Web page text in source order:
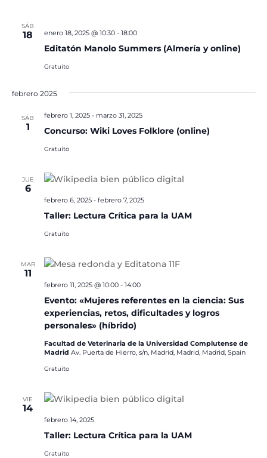
SÁB
18
Editatón Manolo Summers (Almería y online)
enero 18, 2025 @ 10:30- 18:00
Gratuito
febrero 2025
SÁB
1 Concurso: Wiki Loves Folklore (online)
febrero 1, 2025- marzo 31, 2025
Gratuito
JUE
6
Taller: Lectura Crítica para la UAM
febrero 6, 2025- febrero 7, 2025
Gratuito
MAR
11
Evento: «Mujeres referentes en la ciencia: Sus
experiencias, retos, dificultades y logros
personales» (híbrido)
febrero 11, 2025 @ 10:00- 14:00
Facultad de Veterinaria de la Universidad Complutense de
Madrid Av. Puerta de Hierro, s/n, Madrid, Madrid, Madrid, Spain
Gratuito
VIE
14
Taller: Lectura Crítica para la UAM
febrero 14, 2025
Gratuito